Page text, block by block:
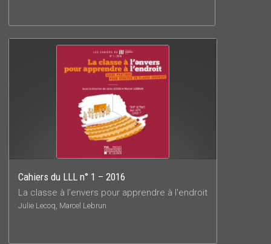
Cahiers du LLL n° 1 – 2016
La classe à l'envers pour apprendre à l'endroit
Julie Lecoq, Marcel Lebrun